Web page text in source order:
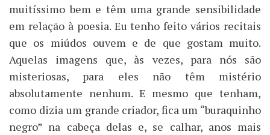
muitíssimo bem e têm uma grande sensibilidade
em relação à poesia. Eu tenho feito vários recitais
que os miúdos ouvem e de que gostam muito.
Aquelas imagens que, às vezes, para nós são
misteriosas, para eles não têm mistério
absolutamente nenhum. E mesmo que tenham,
como dizia um grande criador, fica um “buraquinho
negro” na cabeça delas e, se calhar, anos mais